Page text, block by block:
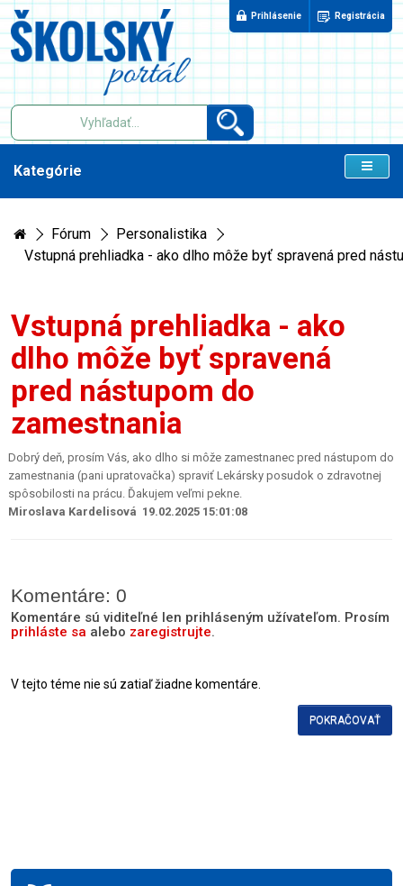
Prihlásenie Registrácia
Kategórie
Fórum
Personalistika
Vstupná prehliadka - ako dlho môže byť spravená pred
Vstupná prehliadka - ako
dlho môže byť spravená
pred nástupom do
zamestnania
Dobrý deň, prosím Vás, ako dlho si môže zamestnanec pred nástupom do
zamestnania (pani upratovačka) spraviť Lekársky posudok o zdravotnej
spôsobilosti na prácu. Ďakujem veľmi pekne.
Miroslava Kardelisová 19.02.2025 15:01:08
Komentáre: 0
Komentáre sú viditeľné len prihláseným užívateľom. Prosím
prihláste sa alebo zaregistrujte.
V tejto téme nie sú zatiaľ žiadne komentáre.
POKRAČOVAŤ